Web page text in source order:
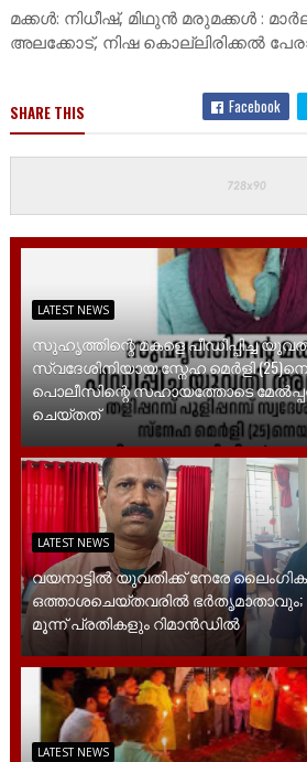
മക്കൾ: നിധീഷ്, മിഥുൻ മരുമക്കൾ :
അലക്കോട്, നിഷ കൊല്ലിരിക്കൽ
SHARE THIS Facebook
LATEST NEWS
സുഹൃത്തിന്റെ മകളെ പീഡിപ്പിച്ച യുവതി
സ്വദേശിനിയായ സ്നേഹ മെർളി
പൊലീസിന്റെ സഹായത്തോടെ
ചെയ്തത്
LATEST NEWS
വയനാട്ടിൽ യുവതിക്ക് നേരേ
ഒത്താശചെയ്തവരിൽ ഭർതൃമാതാവും;
മൂന്ന് പ്രതികളും റിമാൻഡിൽ
LATEST NEWS